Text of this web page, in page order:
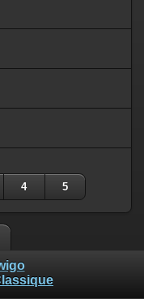
4 5